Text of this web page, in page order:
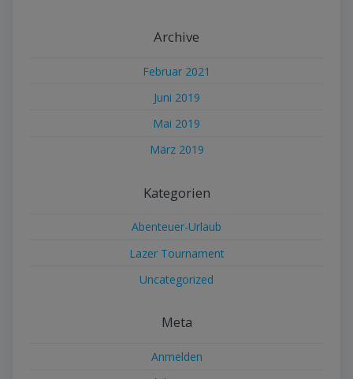
Archive
Februar 2021
Juni 2019
Mai 2019
März 2019
Kategorien
Abenteuer-Urlaub
Lazer Tournament
Uncategorized
Meta
Anmelden